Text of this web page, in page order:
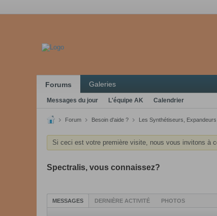
Forums Galeries
Messages du jour L'équipe AK Calendrier
Forum Besoin d'aide ? Les Synthétiseurs,
Si ceci est votre première visite, nous vous invitons à
Spectralis, vous connaissez?
MESSAGES DERNIÈRE ACTIVITÉ PHOTOS